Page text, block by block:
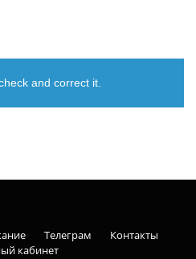
and correct it.
Телеграм
Контакты
кабинет